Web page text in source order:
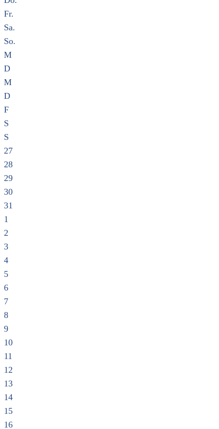
Fr.
Sa.
So.
M
D
M
D
F
S
S
27
28
29
30
31
1
2
3
4
5
6
7
8
9
10
11
12
13
14
15
16